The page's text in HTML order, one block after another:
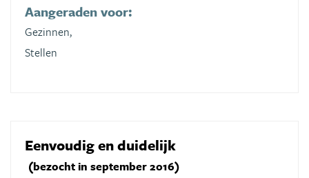
Aangeraden voor:
Gezinnen,
Stellen
Eenvoudig en duidelijk
(bezocht in september 2016)